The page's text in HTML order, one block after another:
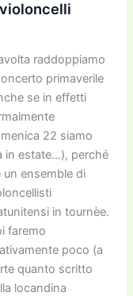
raddoppiamo
primaverile
se in effetti
22 siamo
in estate…), perché
un ensemble di
in tournèe.
faremo
poco (a
quanto scritto
locandina